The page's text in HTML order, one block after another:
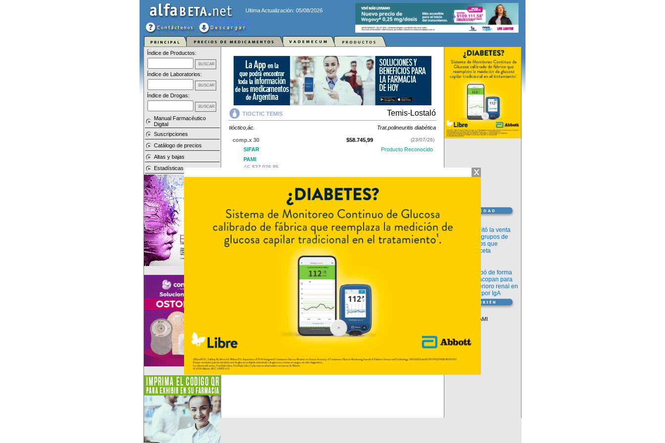
Ultima Actualización: 05/08/2026
Índice de Productos:
Índice de Laboratorios:
Índice de Drogas:
Manual Farmacéutico
Digital
Suscripciones
Catálogo de precios
Altas y bajas
Estadísticas
TIOCTIC TEMIS Temis-Lostaló
tióctico,ác. Trat.polineuritis diabética
comp.x 30 $58.745,99 (23/07/26)
SIFAR
Producto Reconocido
PAMI
AF $27.076,85
IOMA
Cobertura Monto Fijo
TIOCTIC TEMIS contiene tióctico,ác. y se indica como
Trat.polineuritis
diabética. Es producido porTemis-Lostalóy cuenta con 1 presentación
disponible.
Algunas presentaciones cuentan con cobertura PAMI.
Explorar más
Otros productos con
tióctico,ác.
Otros productos de
Temis-Lostaló
Información
ANMAT habilitó la venta
libre de diez grupos de
medicamentos que
requerían receta
La FDA aprobó de forma
definitiva iptacopan para
frenar el deterioro renal en
la nefropatía por IgA
Descuentos PAMI